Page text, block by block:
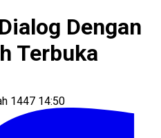
Dengan
Terbuka
1447 14:50